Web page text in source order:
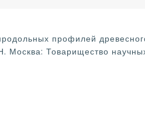
профилей
Москва: Товарищество